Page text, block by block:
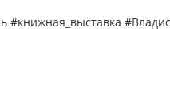
#книжная_выставка